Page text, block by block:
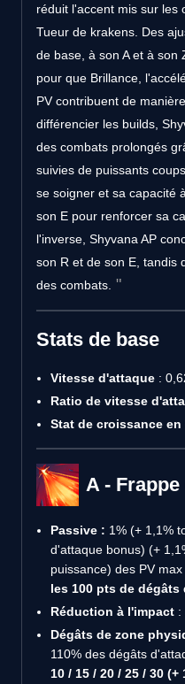
réduit l'accent mis sur les
Tueur de krakens. Des
de base, à son A et à son
pour que Brillance,
PV contribuent de
différencier les builds,
des combats prolongés
suivies de puissants
se soigner et sa capacité
son E pour renforcer sa
l'inverse, Shyvana AP
son R et de son E, tandis
des combats.
Stats de base
Vitesse d'attaque :
Ratio de vitesse
Stat de croissance
A -
Passive : 1% (+ 1,1%
d'attaque bonus) (+
puissance) des PV
les 100 pts de
Réduction à l'impact :
Dégâts de zone
110% des dégâts
10 / 15 / 20 / 25 / 30